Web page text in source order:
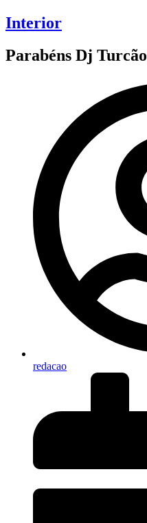
Interior
Parabéns Dj Turcão
redacao